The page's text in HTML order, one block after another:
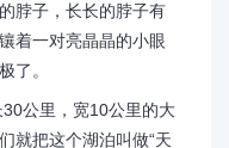
脖子，长长的脖子有
着一对亮晶晶的小眼
了。
公里，宽10公里的大
就把这个湖泊叫做“天